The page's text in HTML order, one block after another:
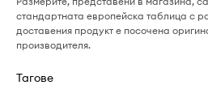
стандартната европейска таблица с
доставения продукт е посочена
производителя.
Тагове